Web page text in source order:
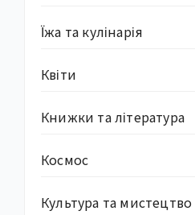
Їжа та кулінарія
Квіти
Книжки та література
Космос
Культура та мистецтво